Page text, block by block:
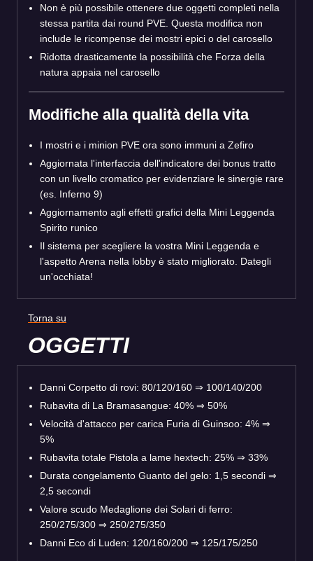
Non è più possibile ottenere due oggetti completi nella
stessa partita dai round PVE. Questa modifica non
include le ricompense dei mostri epici o del carosello
Ridotta drasticamente la possibilità che Forza della
natura appaia nel carosello
Modifiche alla qualità della vita
I mostri e i minion PVE ora sono immuni a Zefiro
Aggiornata l'interfaccia dell'indicatore dei bonus tratto
con un livello cromatico per evidenziare le sinergie rare
(es. Inferno 9)
Aggiornamento agli effetti grafici della Mini Leggenda
Spirito runico
Il sistema per scegliere la vostra Mini Leggenda e
l'aspetto Arena nella lobby è stato migliorato. Dategli
un'occhiata!
Torna su
OGGETTI
Danni Corpetto di rovi: 80/120/160 ⇒ 100/140/200
Rubavita di La Bramasangue: 40% ⇒ 50%
Velocità d'attacco per carica Furia di Guinsoo: 4% ⇒
5%
Rubavita totale Pistola a lame hextech: 25% ⇒ 33%
Durata congelamento Guanto del gelo: 1,5 secondi ⇒
2,5 secondi
Valore scudo Medaglione dei Solari di ferro:
250/275/300 ⇒ 250/275/350
Danni Eco di Luden: 120/160/200 ⇒ 125/175/250